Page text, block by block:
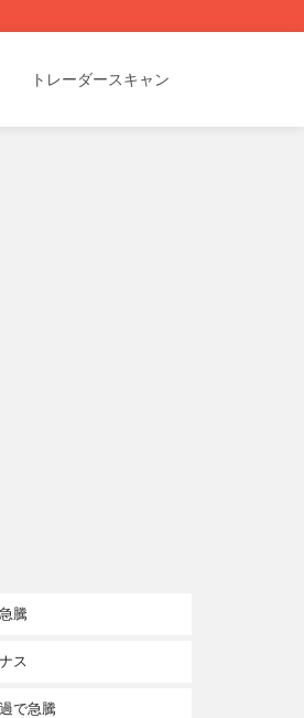
トレーダースキャン
騰
ス
で急騰